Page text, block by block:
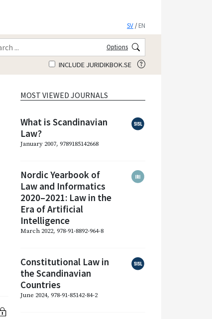
SV /EN
Options
INCLUDE JURIDIKBOK.SE
MOST VIEWED JOURNALS
What is Scandinavian
Law?
January 2007, 9789185142668
Nordic Yearbook of
Law and Informatics
2020–2021: Law in the
Era of Artificial
Intelligence
March 2022, 978-91-8892-964-8
Constitutional Law in
the Scandinavian
Countries
June 2024, 978-91-85142-84-2